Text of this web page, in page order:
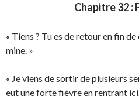
Chapitre 32 :
« Tiens ? Tu es de retour en fin
mine. »
« Je viens de sortir de plusieurs
eut une forte fièvre en rentrant